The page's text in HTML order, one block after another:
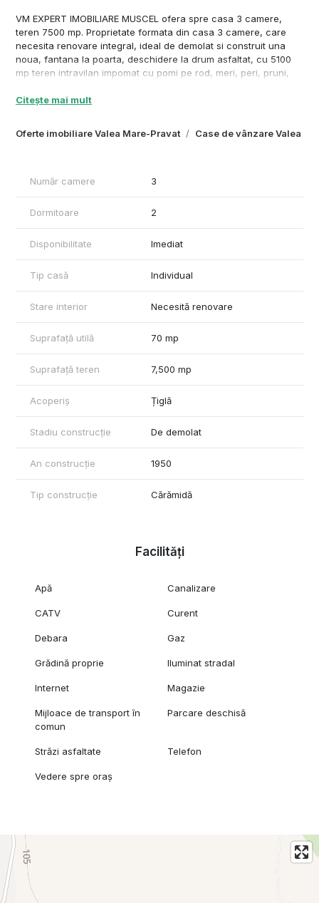
Oferte imobiliare Valea Mare-Pravat Case de vânzare Valea
VM EXPERT IMOBILIARE MUSCEL ofera spre casa 3 camere,
teren 7500 mp. Proprietate formata din casa 3 camere, care
necesita renovare integral, ideal de demolat si construit una
noua, fantana la poarta, deschidere la drum asfaltat, cu 5100
mp teren intravilan impomat cu pomi pe rod, meri, peri, pruni,
calculeaza la valoarea terenului, casa ramanand bonus, astfel
Tot terenul 7500 la 4,56E/mp = 34200E.
Citește mai mult
Număr camere 3
Dormitoare 2
Disponibilitate Imediat
Tip casă Individual
Stare interior Necesită renovare
Suprafață utilă 70 mp
Suprafață teren 7,500 mp
Acoperiș Țiglă
Stadiu construcție De demolat
An construcție 1950
Tip construcție Cărămidă
Facilități
Apă Canalizare
CATV Curent
Debara Gaz
Grădină proprie Iluminat stradal
Internet Magazie
Mijloace de transport în
comun
Parcare deschisă
Străzi asfaltate Telefon
Vedere spre oraș